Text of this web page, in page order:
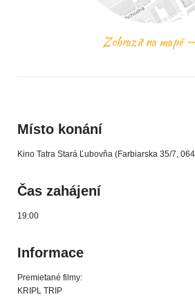
Zobrazit na mapě
Místo konání
Kino Tatra Stará Ľubovňa (Farbiarska 35/7,
Čas zahájení
19:00
Informace
Premietané filmy:
KRIPL TRIP